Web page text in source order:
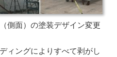
側面）の塗装デザイン変更
ィングによりすべて剥がし